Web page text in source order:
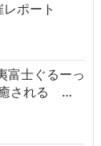
ポート
富士ぐるーっ
癒される …